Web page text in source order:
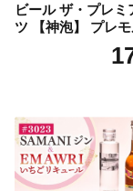
ビール ザ・プレミ
ツ 【神泡】 プレ
× 24本 サントリー
ビール工場〉群